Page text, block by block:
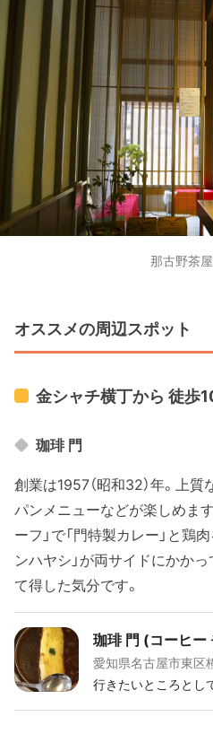
那古野茶
オススメの周辺スポット
金シャチ横丁から 徒歩
珈琲 門
創業は1957（昭和32）年。上
パンメニューなどが楽しめます
ーフ」で「門特製カレー」と鶏
ンハヤシ」が両サイドにかか
て得した気分です。
珈琲 門 (コーヒー
愛知県名古屋市東区
行きたいところとして